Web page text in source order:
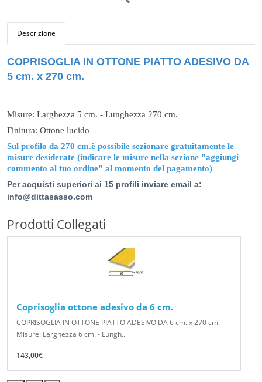
Descrizione
COPRISOGLIA IN OTTONE PIATTO ADESIVO DA
5 cm. x 270 cm.
Misure: Larghezza 5 cm. - Lunghezza 270 cm.
Finitura: Ottone lucido
Sul profilo da 270 cm.è possibile sezionare gratuitamente le
misure desiderate (indicare le misure nella sezione "aggiungi
commento al tuo ordine" al momento del pagamento)
Per acquisti superiori ai 15 profili inviare email a:
info@dittasasso.com
Prodotti Collegati
Coprisoglia ottone adesivo da 6 cm.
COPRISOGLIA IN OTTONE PIATTO ADESIVO DA 6 cm. x 270 cm.
Misure: Larghezza 6 cm. - Lungh..
143,00€